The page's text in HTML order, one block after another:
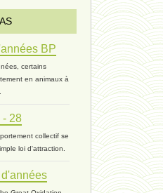
*
2023 *
2023 *
mai 2023 *
*
*
BP
certains
en animaux à
- 28
collectif se
loi d'attraction.